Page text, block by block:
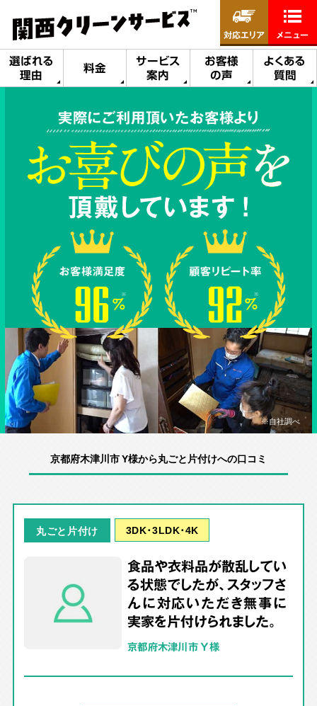
選ばれる
理由
料金
サービス
案内
お客様
の声
よくある
質問
対応エリア メニュー
実際にご利用頂いたお客様より
※自社調べ
京都府木津川市 Y様から丸ごと片付けへの口コミ
丸ごと片付け 3DK･3LDK･4K
食品や衣料品が散乱してい
る状態でしたが、スタッフさ
んに対応いただき無事に
実家を片付けられました。
京都府木津川市 Y様